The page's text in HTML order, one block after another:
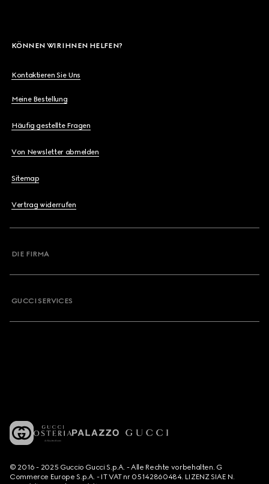
KÖNNEN WIR IHNEN HELFEN?
Kontaktieren Sie Uns
Meine Bestellung
Häufig gestellte Fragen
Von Newsletter abmelden
Sitemap
Vertrag widerrufen
DIE FIRMA
GUCCI SERVICES
© 2016 - 2025 Guccio Gucci S.p.A. - Alle Rechte vorbehalten. G
Commerce Europe S.p.A. - IT VAT nr 05142860484. LIZENZ SIAE N.